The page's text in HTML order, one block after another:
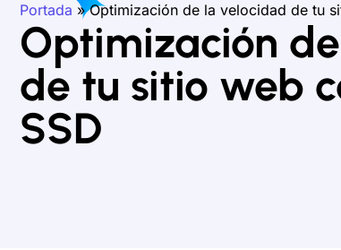
Portada »Optimización de la velocidad de tu
Optimización
de tu sitio web
SSD